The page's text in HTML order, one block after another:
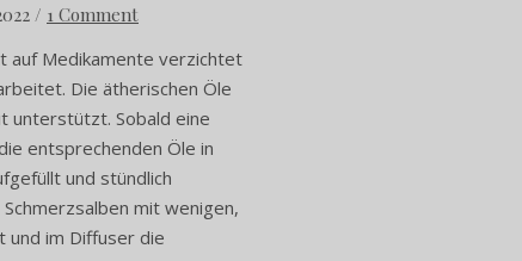
/ 1 Comment
auf Medikamente verzichtet
Die ätherischen Öle
unterstützt. Sobald eine
entsprechenden Öle in
und stündlich
mit wenigen,
und im Diffuser die